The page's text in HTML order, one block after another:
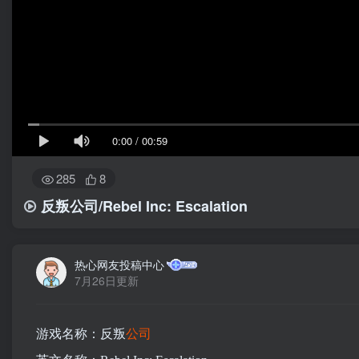
0:00 / 00:59
285 8
反叛公司/Rebel Inc: Escalation
热心网友投稿中心
7月26日更新
游戏名称：反叛公司